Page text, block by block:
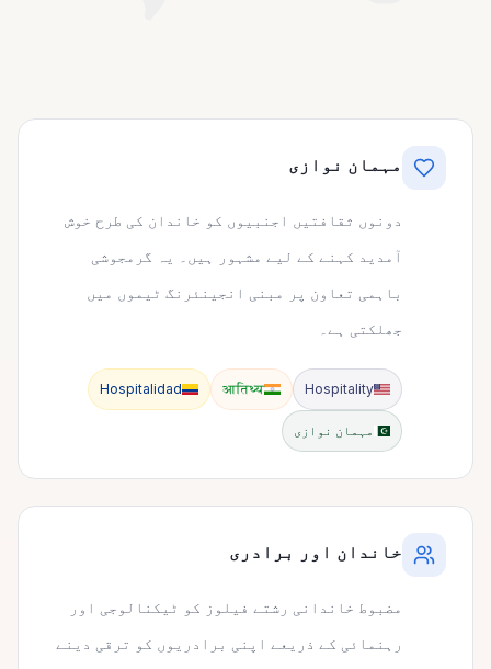
مہمان نوازی
دونوں ثقافتیں اجنبیوں کو خاندان کی طرح خوش
آمدید کہنے کے لیے مشہور ہیں۔ یہ گرمجوشی
باہمی تعاون پر مبنی انجینئرنگ ٹیموں میں
جھلکتی ہے۔
Hospitality
आतिथ्य
Hospitalidad
مہمان نوازی
خاندان اور برادری
مضبوط خاندانی رشتے فیلوز کو ٹیکنالوجی اور
رہنمائی کے ذریعے اپنی برادریوں کو ترقی دینے